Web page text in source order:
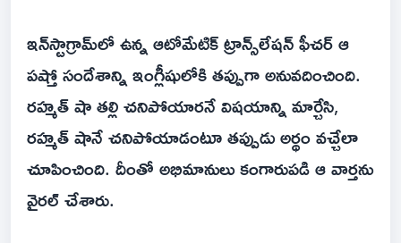
ఇన్‌స్టాగ్రామ్‌లో ఉన్న ఆటోమేటిక్ ట్రాన్స్‌లేషన్ ఫీచర్ ఆ
పష్తో సందేశాన్ని ఇంగ్లీషులోకి తప్పుగా అనువదించింది.
రహ్మత్ షా తల్లి చనిపోయారనే విషయాన్ని మార్చేసి,
రహ్మత్ షానే చనిపోయాడంటూ తప్పుడు అర్థం వచ్చేలా
చూపించింది. దీంతో అభిమానులు కంగారుపడి ఆ వార్తను
వైరల్ చేశారు.